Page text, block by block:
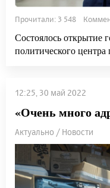
Прочитали: 3 548
Состоялось открытие
политического
12:25, 30 май 2022
«Очень много
Актуально / Новости